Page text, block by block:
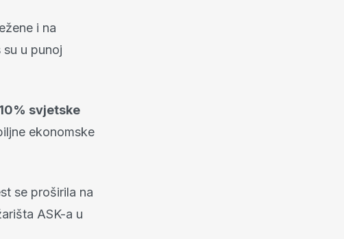
i na
u punoj
svjetske
ekonomske
se proširila na
ASK-a u